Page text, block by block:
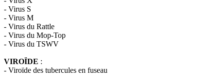
- Virus S
- Virus M
- Virus du Rattle
- Virus du Mop-Top
- Virus du TSWV
VIROÏDE :
- Viroïde des tubercules en fuseau